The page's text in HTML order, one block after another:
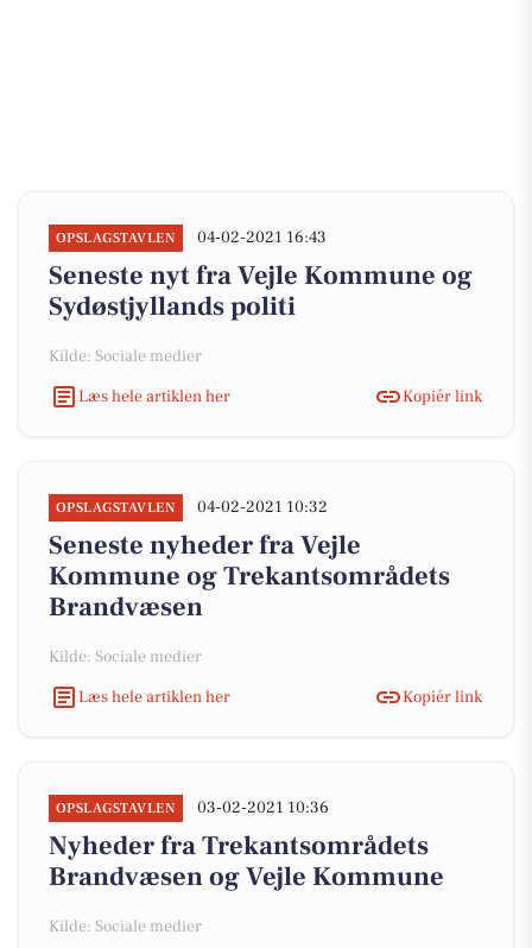
OPSLAGSTAVLEN 04-02-2021 16:43
Seneste nyt fra Vejle Kommune og
Sydøstjyllands politi
Kilde: Sociale medier
Læs hele artiklen her
Kopiér link
OPSLAGSTAVLEN 04-02-2021 10:32
Seneste nyheder fra Vejle
Kommune og Trekantsområdets
Brandvæsen
Kilde: Sociale medier
Læs hele artiklen her
Kopiér link
OPSLAGSTAVLEN 03-02-2021 10:36
Nyheder fra Trekantsområdets
Brandvæsen og Vejle Kommune
Kilde: Sociale medier